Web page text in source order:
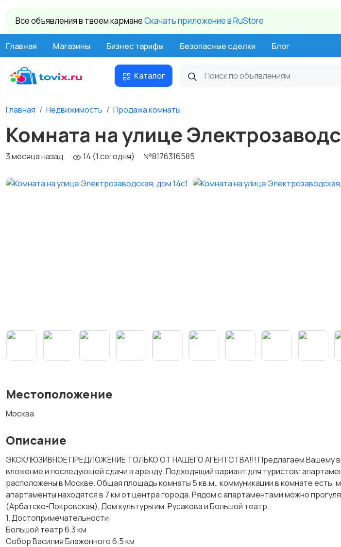
Все объявления в твоем карманеCкачать приложение в RuStore
Главная Магазины Бизнес тарифы Безопасные сделки Блог
Каталог
Главная Недвижимость Продажа комнаты
Комната на улице
3 месяца назад 14 (1 сегодня) №8176316585
Местоположение
Москва
Описание
ЭКСКЛЮЗИВНОЕ ПРЕДЛОЖЕНИЕ ТОЛЬКО ОТ НАШЕГО АГЕНТСТВА!!! Предлагаем Вашему
вложение и последующей сдачи в аренду. Подходящий вариант для туристов:
расположены в Москве. Общая площадь комнаты 5 кв.м., коммуникации в комнате есть,
апартаменты находятся в 7 км от центра города. Рядом с апартаментами можно
(Арбатско-Покровская), Дом культуры им. Русакова и Большой театр.
1. Достопримечательности:
Большой театр 6.3 км
Собор Василия Блаженного 6.5 км